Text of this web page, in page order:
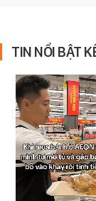
TIN NỔI BẬT